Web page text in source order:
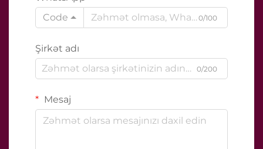
Code
0/100
Şirkət adı
0/200
Mesaj